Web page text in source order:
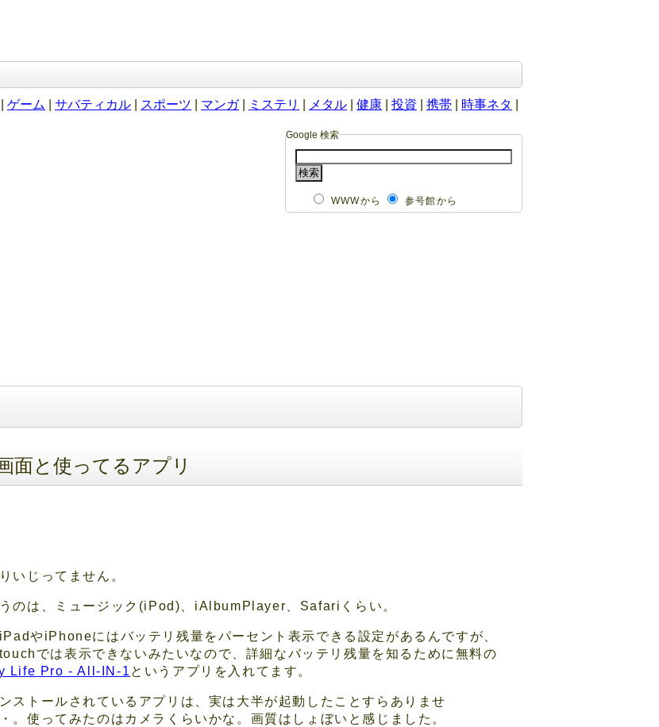
ゲーム サバティカル スポーツ マンガ| ミステリ メタル 健康 投資 携帯 時事ネタ
Google 検索
WWWから 参号館から
面と使ってるアプリ
いじってません。
のは、ミュージック(iPod)、iAlbumPlayer、Safariくらい。
やiPhoneにはバッテリ残量をパーセント表示できる設定があるんですが、
では表示できないみたいなので、詳細なバッテリ残量を知るために無料の
Life Pro - All-IN-1というアプリを入れてます。
ストールされているアプリは、実は大半が起動したことすらありませ
。使ってみたのはカメラくらいかな。画質はしょぼいと感じました。